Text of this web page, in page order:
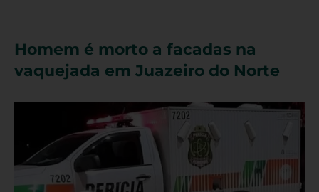
Homem é morto a facadas na
vaquejada em Juazeiro do Norte